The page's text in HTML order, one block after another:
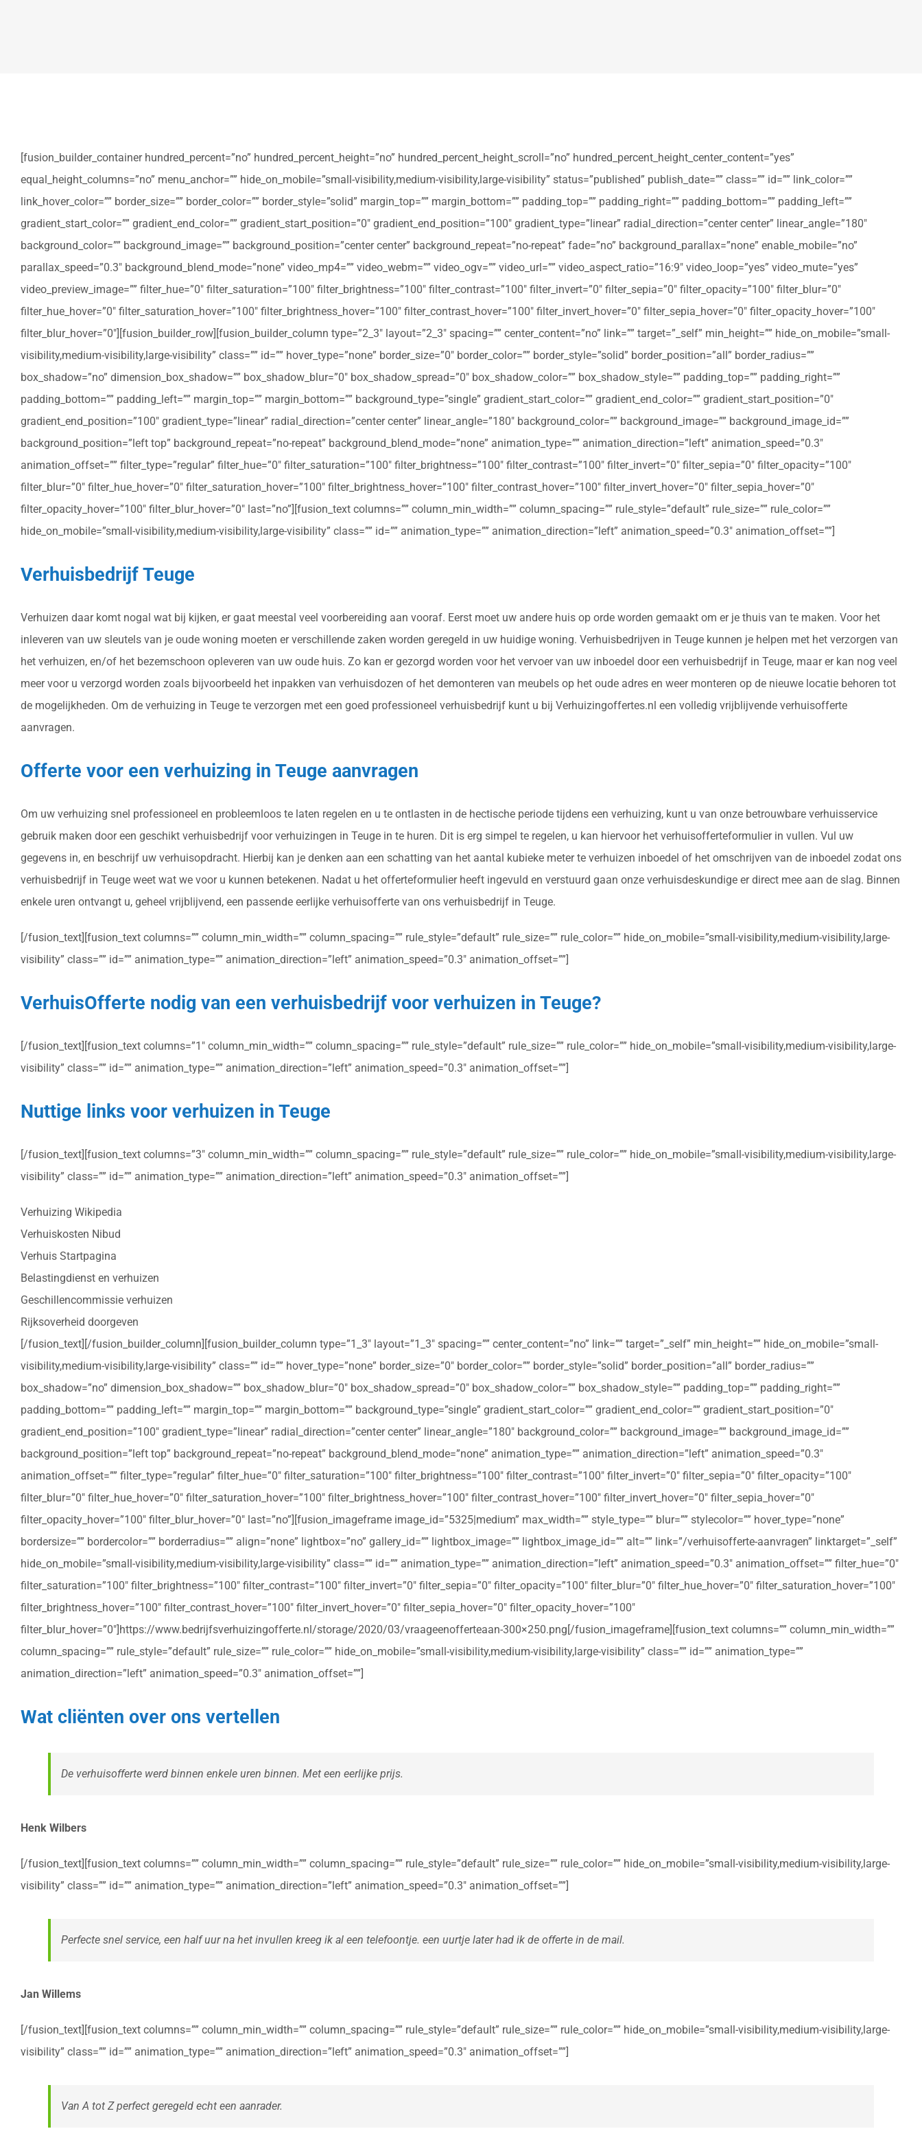
[fusion_builder_container hundred_percent=”no” hundred_percent_height=”no” hundred_percent_height_scroll=”no” hundred_percent_height_center_content=”yes”
equal_height_columns=”no” menu_anchor=”” hide_on_mobile=”small-visibility,medium-visibility,large-visibility” status=”published” publish_date=”” class=”” id=”” link_color=””
link_hover_color=”” border_size=”” border_color=”” border_style=”solid” margin_top=”” margin_bottom=”” padding_top=”” padding_right=”” padding_bottom=”” padding_left=””
gradient_start_color=”” gradient_end_color=”” gradient_start_position=”0″ gradient_end_position=”100″ gradient_type=”linear” radial_direction=”center center” linear_angle=”180″
background_color=”” background_image=”” background_position=”center center” background_repeat=”no-repeat” fade=”no” background_parallax=”none” enable_mobile=”no”
parallax_speed=”0.3″ background_blend_mode=”none” video_mp4=”” video_webm=”” video_ogv=”” video_url=”” video_aspect_ratio=”16:9″ video_loop=”yes” video_mute=”yes”
video_preview_image=”” filter_hue=”0″ filter_saturation=”100″ filter_brightness=”100″ filter_contrast=”100″ filter_invert=”0″ filter_sepia=”0″ filter_opacity=”100″ filter_blur=”0″
filter_hue_hover=”0″ filter_saturation_hover=”100″ filter_brightness_hover=”100″ filter_contrast_hover=”100″ filter_invert_hover=”0″ filter_sepia_hover=”0″ filter_opacity_hover=”100″
filter_blur_hover=”0″][fusion_builder_row][fusion_builder_column type=”2_3″ layout=”2_3″ spacing=”” center_content=”no” link=”” target=”_self” min_height=”” hide_on_mobile=”small-
visibility,medium-visibility,large-visibility” class=”” id=”” hover_type=”none” border_size=”0″ border_color=”” border_style=”solid” border_position=”all” border_radius=””
box_shadow=”no” dimension_box_shadow=”” box_shadow_blur=”0″ box_shadow_spread=”0″ box_shadow_color=”” box_shadow_style=”” padding_top=”” padding_right=””
padding_bottom=”” padding_left=”” margin_top=”” margin_bottom=”” background_type=”single” gradient_start_color=”” gradient_end_color=”” gradient_start_position=”0″
gradient_end_position=”100″ gradient_type=”linear” radial_direction=”center center” linear_angle=”180″ background_color=”” background_image=”” background_image_id=””
background_position=”left top” background_repeat=”no-repeat” background_blend_mode=”none” animation_type=”” animation_direction=”left” animation_speed=”0.3″
animation_offset=”” filter_type=”regular” filter_hue=”0″ filter_saturation=”100″ filter_brightness=”100″ filter_contrast=”100″ filter_invert=”0″ filter_sepia=”0″ filter_opacity=”100″
filter_blur=”0″ filter_hue_hover=”0″ filter_saturation_hover=”100″ filter_brightness_hover=”100″ filter_contrast_hover=”100″ filter_invert_hover=”0″ filter_sepia_hover=”0″
filter_opacity_hover=”100″ filter_blur_hover=”0″ last=”no”][fusion_text columns=”” column_min_width=”” column_spacing=”” rule_style=”default” rule_size=”” rule_color=””
hide_on_mobile=”small-visibility,medium-visibility,large-visibility” class=”” id=”” animation_type=”” animation_direction=”left” animation_speed=”0.3″ animation_offset=””]
Verhuisbedrijf Teuge
Verhuizen daar komt nogal wat bij kijken, er gaat meestal veel voorbereiding aan vooraf. Eerst moet uw andere huis op orde worden gemaakt om er je thuis van te maken. Voor het
inleveren van uw sleutels van je oude woning moeten er verschillende zaken worden geregeld in uw huidige woning. Verhuisbedrijven in Teuge kunnen je helpen met het verzorgen van
het verhuizen, en/of het bezemschoon opleveren van uw oude huis. Zo kan er gezorgd worden voor het vervoer van uw inboedel door een verhuisbedrijf in Teuge, maar er kan nog veel
meer voor u verzorgd worden zoals bijvoorbeeld het inpakken van verhuisdozen of het demonteren van meubels op het oude adres en weer monteren op de nieuwe locatie behoren tot
de mogelijkheden. Om de verhuizing in Teuge te verzorgen met een goed professioneel verhuisbedrijf kunt u bij Verhuizingoffertes.nl een volledig vrijblijvende verhuisofferte
aanvragen.
Offerte voor een verhuizing in Teuge aanvragen
Om uw verhuizing snel professioneel en probleemloos te laten regelen en u te ontlasten in de hectische periode tijdens een verhuizing, kunt u van onze betrouwbare verhuisservice
gebruik maken door een geschikt verhuisbedrijf voor verhuizingen in Teuge in te huren. Dit is erg simpel te regelen, u kan hiervoor het verhuisofferteformulier in vullen. Vul uw
gegevens in, en beschrijf uw verhuisopdracht. Hierbij kan je denken aan een schatting van het aantal kubieke meter te verhuizen inboedel of het omschrijven van de inboedel zodat ons
verhuisbedrijf in Teuge weet wat we voor u kunnen betekenen. Nadat u het offerteformulier heeft ingevuld en verstuurd gaan onze verhuisdeskundige er direct mee aan de slag. Binnen
enkele uren ontvangt u, geheel vrijblijvend, een passende eerlijke verhuisofferte van ons verhuisbedrijf in Teuge.
[/fusion_text][fusion_text columns=”” column_min_width=”” column_spacing=”” rule_style=”default” rule_size=”” rule_color=”” hide_on_mobile=”small-visibility,medium-visibility,large-
visibility” class=”” id=”” animation_type=”” animation_direction=”left” animation_speed=”0.3″ animation_offset=””]
VerhuisOfferte nodig van een verhuisbedrijf voor verhuizen in Teuge?
[/fusion_text][fusion_text columns=”1″ column_min_width=”” column_spacing=”” rule_style=”default” rule_size=”” rule_color=”” hide_on_mobile=”small-visibility,medium-visibility,large-
visibility” class=”” id=”” animation_type=”” animation_direction=”left” animation_speed=”0.3″ animation_offset=””]
Nuttige links voor verhuizen in Teuge
[/fusion_text][fusion_text columns=”3″ column_min_width=”” column_spacing=”” rule_style=”default” rule_size=”” rule_color=”” hide_on_mobile=”small-visibility,medium-visibility,large-
visibility” class=”” id=”” animation_type=”” animation_direction=”left” animation_speed=”0.3″ animation_offset=””]
Verhuizing Wikipedia
Verhuiskosten Nibud
Verhuis Startpagina
Belastingdienst en verhuizen
Geschillencommissie verhuizen
Rijksoverheid doorgeven
[/fusion_text][/fusion_builder_column][fusion_builder_column type=”1_3″ layout=”1_3″ spacing=”” center_content=”no” link=”” target=”_self” min_height=”” hide_on_mobile=”small-
visibility,medium-visibility,large-visibility” class=”” id=”” hover_type=”none” border_size=”0″ border_color=”” border_style=”solid” border_position=”all” border_radius=””
box_shadow=”no” dimension_box_shadow=”” box_shadow_blur=”0″ box_shadow_spread=”0″ box_shadow_color=”” box_shadow_style=”” padding_top=”” padding_right=””
padding_bottom=”” padding_left=”” margin_top=”” margin_bottom=”” background_type=”single” gradient_start_color=”” gradient_end_color=”” gradient_start_position=”0″
gradient_end_position=”100″ gradient_type=”linear” radial_direction=”center center” linear_angle=”180″ background_color=”” background_image=”” background_image_id=””
background_position=”left top” background_repeat=”no-repeat” background_blend_mode=”none” animation_type=”” animation_direction=”left” animation_speed=”0.3″
animation_offset=”” filter_type=”regular” filter_hue=”0″ filter_saturation=”100″ filter_brightness=”100″ filter_contrast=”100″ filter_invert=”0″ filter_sepia=”0″ filter_opacity=”100″
filter_blur=”0″ filter_hue_hover=”0″ filter_saturation_hover=”100″ filter_brightness_hover=”100″ filter_contrast_hover=”100″ filter_invert_hover=”0″ filter_sepia_hover=”0″
filter_opacity_hover=”100″ filter_blur_hover=”0″ last=”no”][fusion_imageframe image_id=”5325|medium” max_width=”” style_type=”” blur=”” stylecolor=”” hover_type=”none”
bordersize=”” bordercolor=”” borderradius=”” align=”none” lightbox=”no” gallery_id=”” lightbox_image=”” lightbox_image_id=”” alt=”” link=”/verhuisofferte-aanvragen” linktarget=”_self”
hide_on_mobile=”small-visibility,medium-visibility,large-visibility” class=”” id=”” animation_type=”” animation_direction=”left” animation_speed=”0.3″ animation_offset=”” filter_hue=”0″
filter_saturation=”100″ filter_brightness=”100″ filter_contrast=”100″ filter_invert=”0″ filter_sepia=”0″ filter_opacity=”100″ filter_blur=”0″ filter_hue_hover=”0″ filter_saturation_hover=”100″
filter_brightness_hover=”100″ filter_contrast_hover=”100″ filter_invert_hover=”0″ filter_sepia_hover=”0″ filter_opacity_hover=”100″
filter_blur_hover=”0″]https://www.bedrijfsverhuizingofferte.nl/storage/2020/03/vraageenofferteaan-300×250.png[/fusion_imageframe][fusion_text columns=”” column_min_width=””
column_spacing=”” rule_style=”default” rule_size=”” rule_color=”” hide_on_mobile=”small-visibility,medium-visibility,large-visibility” class=”” id=”” animation_type=””
animation_direction=”left” animation_speed=”0.3″ animation_offset=””]
Wat cliënten over ons vertellen
De verhuisofferte werd binnen enkele uren binnen. Met een eerlijke prijs.
Henk Wilbers
[/fusion_text][fusion_text columns=”” column_min_width=”” column_spacing=”” rule_style=”default” rule_size=”” rule_color=”” hide_on_mobile=”small-visibility,medium-visibility,large-
visibility” class=”” id=”” animation_type=”” animation_direction=”left” animation_speed=”0.3″ animation_offset=””]
Perfecte snel service, een half uur na het invullen kreeg ik al een telefoontje. een uurtje later had ik de offerte in de mail.
Jan Willems
[/fusion_text][fusion_text columns=”” column_min_width=”” column_spacing=”” rule_style=”default” rule_size=”” rule_color=”” hide_on_mobile=”small-visibility,medium-visibility,large-
visibility” class=”” id=”” animation_type=”” animation_direction=”left” animation_speed=”0.3″ animation_offset=””]
Van A tot Z perfect geregeld echt een aanrader.